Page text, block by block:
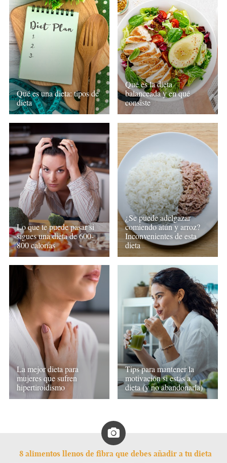
Qué es una dieta: tipos de
dieta
Qué es la dieta
balanceada y en qué
consiste
Lo que te puede pasar si
sigues una dieta de 600-
800 calorías
¿Se puede adelgazar
comiendo atún y arroz?
Inconvenientes de esta
dieta
La mejor dieta para
mujeres que sufren
hipertiroidismo
Tips para mantener la
motivación si estás a
dieta (y no abandonarla)
8 alimentos llenos de fibra que debes añadir a tu dieta